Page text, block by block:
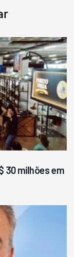
30 milhões em